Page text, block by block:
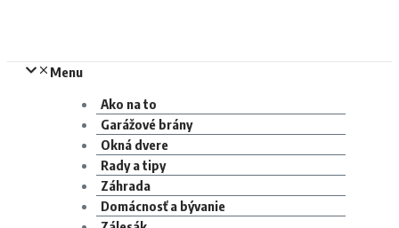
Menu
Ako na to
Garážové brány
Okná dvere
Rady a tipy
Záhrada
Domácnosť a bývanie